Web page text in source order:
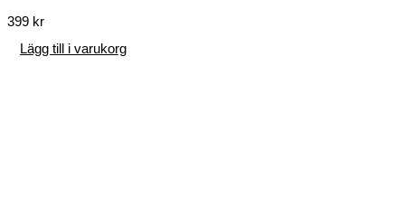
399 kr
Lägg till i varukorg